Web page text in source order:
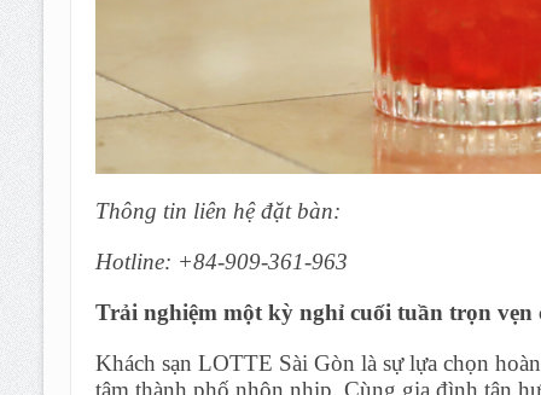
Thông tin liên hệ đặt bàn:
Hotline: +84-909-361-963
Trải nghiệm một kỳ nghỉ cuối tuần trọn vẹn
Khách sạn LOTTE Sài Gòn là sự lựa chọn
tâm thành phố nhộn nhịp. Cùng gia đình tận